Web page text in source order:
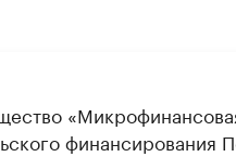
финансирования